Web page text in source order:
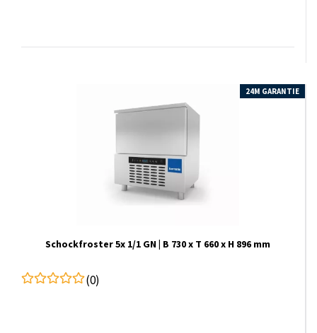
24M GARANTIE
Schockfroster 5x 1/1 GN | B 730 x T 660 x H 896 mm
(0)